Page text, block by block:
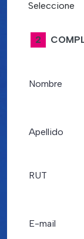
2
Nombre
Apellido
RUT
E-mail